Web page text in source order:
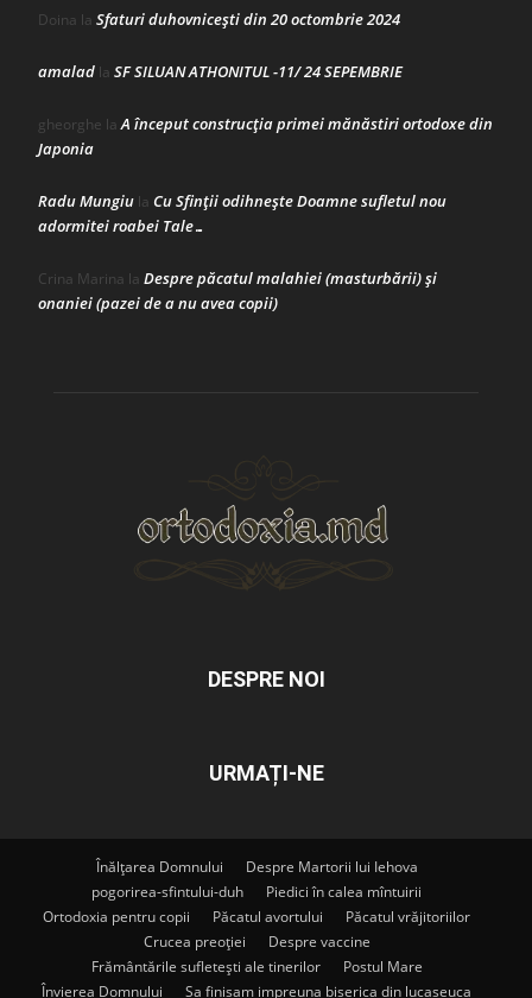
Doina la Sfaturi duhovnicești din 20 octombrie 2024
amalad la SF SILUAN ATHONITUL -11/ 24 SEPEMBRIE
gheorghe laA început construcţia primei mănăstiri ortodoxe din
Japonia
Radu Mungiu la Cu Sfinții odihnește Doamne sufletul nou
adormitei roabei Tale…
Crina Marina la Despre păcatul malahiei (masturbării) şi
onaniei (pazei de a nu avea copii)
DESPRE NOI
URMAȚI-NE
Înălțarea Domnului
Despre Martorii lui Iehova
pogorirea-sfintului-duh
Piedici în calea mîntuirii
Ortodoxia pentru copii
Păcatul avortului
Păcatul vrăjitoriilor
Crucea preoției
Despre vaccine
Frământările sufletești ale tinerilor
Postul Mare
Învierea Domnului
Sa finisam impreuna biserica din lucaseuca